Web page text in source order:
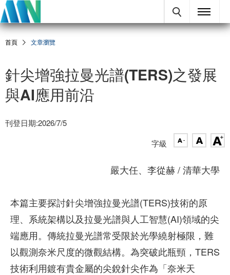
首頁 文章瀏覽
針尖增強拉曼光譜(TERS)之發展
與AI應用前沿
刊登日期:2026/7/5
字級
嚴大任、李從赫 / 清華大學
本篇主要探討針尖增強拉曼光譜(TERS)技術的原
理、系統架構以及拉曼光譜與人工智慧(AI)領域的尖
端應用。傳統拉曼光譜常受限於光學繞射極限，難
以觀測奈米尺度的微觀結構。為突破此瓶頸，TERS
技術利用鍍有貴金屬的尖銳針尖作為「奈米天